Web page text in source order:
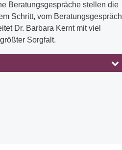
Beratungsgespräche stellen die
Schritt, vom Beratungsgespräch
Dr. Barbara Kernt mit viel
Sorgfalt.